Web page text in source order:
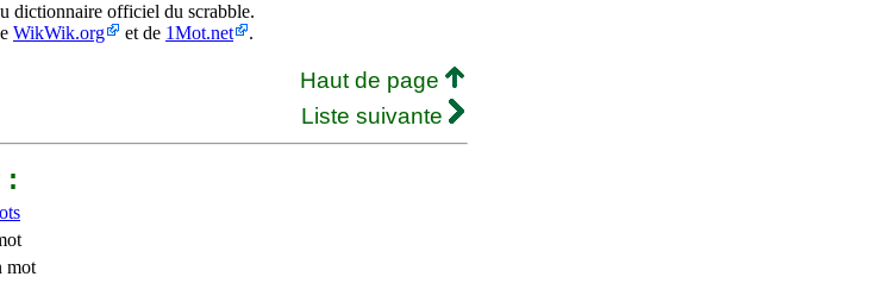
dictionnaire officiel du scrabble.
WikWik.org et de 1Mot.net .
Haut de page
Liste suivante
:
mot